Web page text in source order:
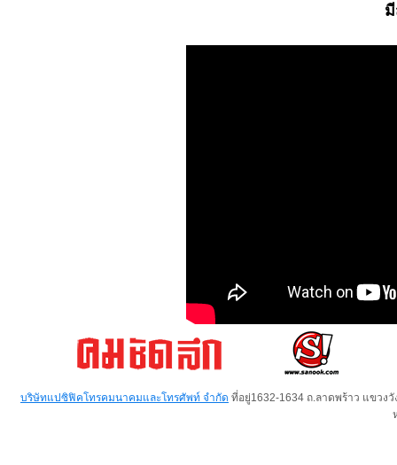
บริษัทแปซิฟิคโทรคมนาคมและโทรศัพท์ จำกัด ที่อยู่1632-1634 ถ.ลาดพร้าว แขวง